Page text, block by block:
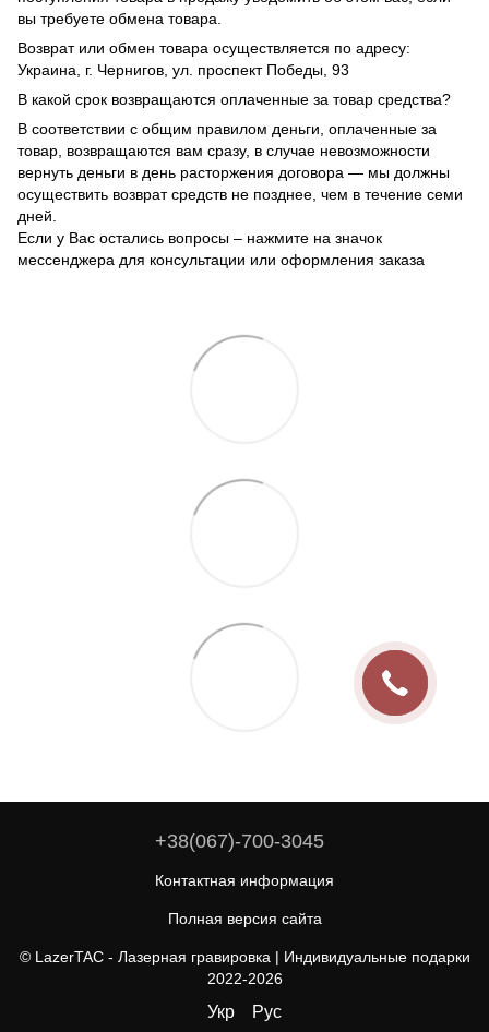
вы требуете обмена товара.
Возврат или обмен товара осуществляется по адресу:
Украина, г. Чернигов, ул. проспект Победы, 93
В какой срок возвращаются оплаченные за товар средства?
В соответствии с общим правилом деньги, оплаченные за
товар, возвращаются вам сразу, в случае невозможности
вернуть деньги в день расторжения договора — мы должны
осуществить возврат средств не позднее, чем в течение семи
дней.
Если у Вас остались вопросы – нажмите на значок
мессенджера для консультации или оформления заказа
+38(067)-700-3045
Контактная информация
Полная версия сайта
© LazerTAC - Лазерная гравировка | Индивидуальные подарки
2022-2026
Укр Рус